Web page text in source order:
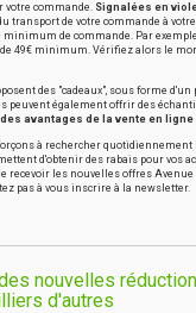
votre commande. Signalées en
transport de votre commande à
de commande. Par
49€ minimum. Vérifiez alors le
des "cadeaux", sous forme d'un
peuvent également offrir des
avantages de la vente en ligne
à rechercher quotidiennement
d'obtenir des rabais pour vos
recevoir les nouvelles offres
pas à vous inscrire à la newsletter.
nouvelles
d'autres